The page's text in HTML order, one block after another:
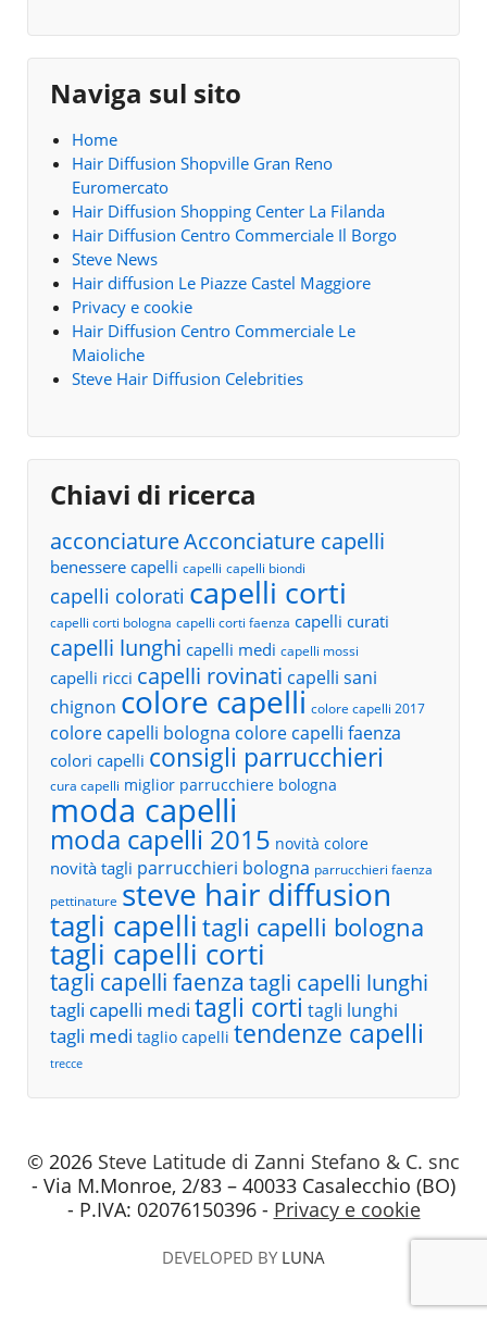
Naviga sul sito
Home
Hair Diffusion Shopville Gran Reno
Euromercato
Hair Diffusion Shopping Center La Filanda
Hair Diffusion Centro Commerciale Il Borgo
Steve News
Hair diffusion Le Piazze Castel Maggiore
Privacy e cookie
Hair Diffusion Centro Commerciale Le
Maioliche
Steve Hair Diffusion Celebrities
Chiavi di ricerca
acconciatureAcconciature capelli
benessere capelli capelli capelli biondi
capelli colorati capelli corti
capelli corti bologna capelli corti faenza capelli curati
capelli lunghi capelli medi capelli mossi
capelli ricci capelli rovinati capelli sani
chignon colore capelli colore capelli 2017
colore capelli bologna colore capelli faenza
colori capelli consigli parrucchieri
cura capelli miglior parrucchiere bologna
moda capelli
moda capelli 2015 novità colore
novità tagli parrucchieri bologna parrucchieri faenza
pettinature steve hair diffusion
tagli capelli tagli capelli bologna
tagli capelli corti
tagli capelli faenza tagli capelli lunghi
tagli capelli medi tagli corti tagli lunghi
tagli medi taglio capelli tendenze capelli
trecce
© 2026 Steve Latitude di Zanni Stefano & C. snc
- Via M.Monroe, 2/83 – 40033 Casalecchio (BO)
- P.IVA: 02076150396 - Privacy e cookie
DEVELOPED BY LUNA